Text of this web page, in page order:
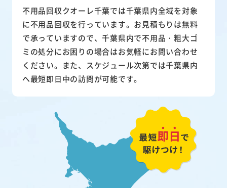
不用品回収クオーレ千葉では千葉県内全域を対象
に不用品回収を行っています。お見積もりは無料
で承っていますので、千葉県内で不用品・粗大ゴ
ミの処分にお困りの場合はお気軽にお問い合わせ
ください。また、スケジュール次第では千葉県内
へ最短即日中の訪問が可能です。